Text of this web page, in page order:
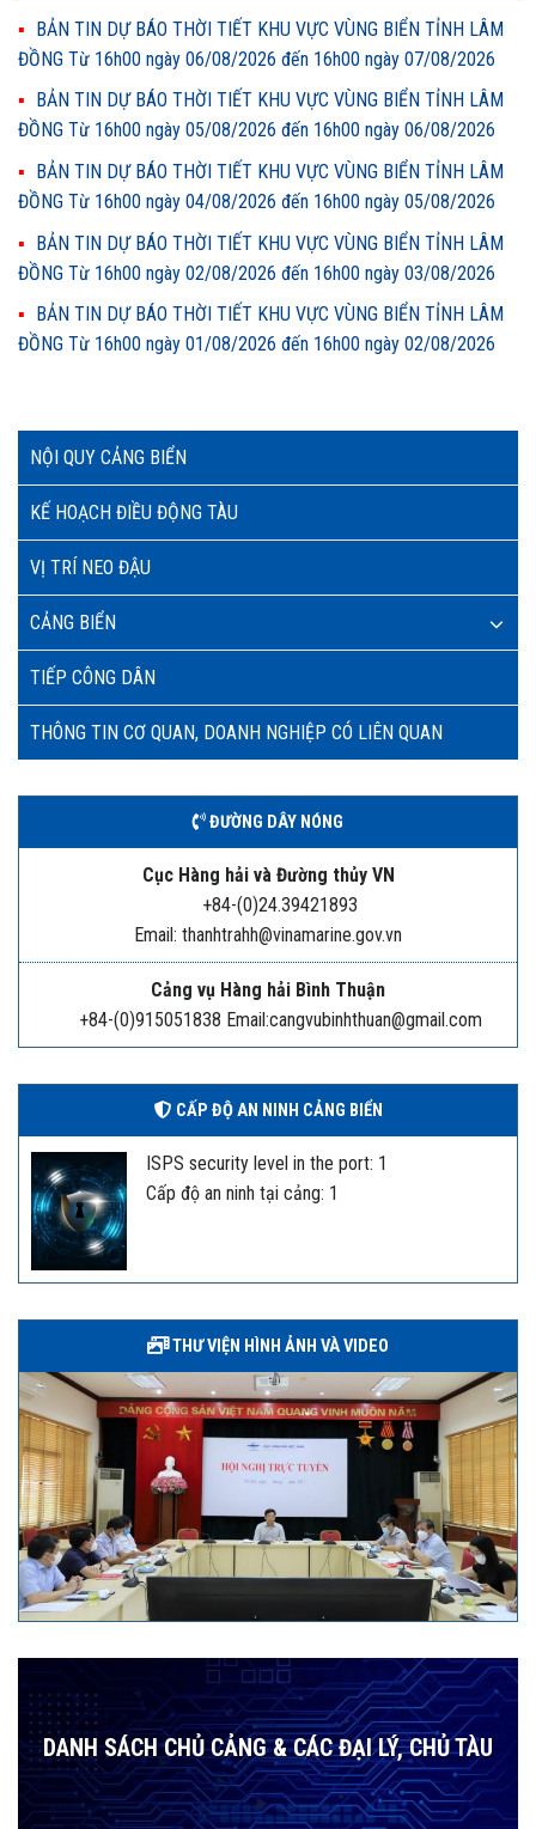
NỘI QUY CẢNG BIỂN
KẾ HOẠCH ĐIỀU ĐỘNG TÀU
VỊ TRÍ NEO ĐẬU
CẢNG BIỂN
TIẾP CÔNG DÂN
THÔNG TIN CƠ QUAN, DOANH NGHIỆP CÓ LIÊN QUAN
ĐƯỜNG DÂY NÓNG
Cục Hàng hải và Đường thủy VN
+84-(0)24.39421893
Email: thanhtrahh@vinamarine.gov.vn
Cảng vụ Hàng hải Bình Thuận
+84-(0)915051838 Email:cangvubinhthuan@gmail.com
CẤP ĐỘ AN NINH CẢNG BIỂN
ISPS security level in the port: 1
Cấp độ an ninh tại cảng: 1
THƯ VIỆN HÌNH ẢNH VÀ VIDEO
DANH SÁCH CHỦ CẢNG & CÁC ĐẠI LÝ, CHỦ TÀU
BẢN TIN DỰ BÁO THỜI TIẾT KHU VỰC VÙNG BIỂN TỈNH LÂM
ĐỒNG Từ 16h00 ngày 06/08/2026 đến 16h00 ngày 07/08/2026
BẢN TIN DỰ BÁO THỜI TIẾT KHU VỰC VÙNG BIỂN TỈNH LÂM
ĐỒNG Từ 16h00 ngày 05/08/2026 đến 16h00 ngày 06/08/2026
BẢN TIN DỰ BÁO THỜI TIẾT KHU VỰC VÙNG BIỂN TỈNH LÂM
ĐỒNG Từ 16h00 ngày 04/08/2026 đến 16h00 ngày 05/08/2026
BẢN TIN DỰ BÁO THỜI TIẾT KHU VỰC VÙNG BIỂN TỈNH LÂM
ĐỒNG Từ 16h00 ngày 02/08/2026 đến 16h00 ngày 03/08/2026
BẢN TIN DỰ BÁO THỜI TIẾT KHU VỰC VÙNG BIỂN TỈNH LÂM
ĐỒNG Từ 16h00 ngày 01/08/2026 đến 16h00 ngày 02/08/2026